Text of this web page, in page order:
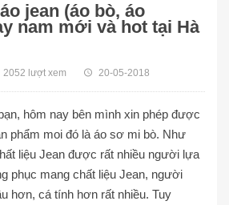
jean (áo bò, áo
nam mới và hot tại Hà
2052 lượt xem 20-05-2018
hôm nay bên mình xin phép được
phẩm moi đó là áo sơ mi bò. Như
liệu Jean được rất nhiều người lựa
phục mang chất liệu Jean, người
hơn, cá tính hơn rất nhiều. Tuy